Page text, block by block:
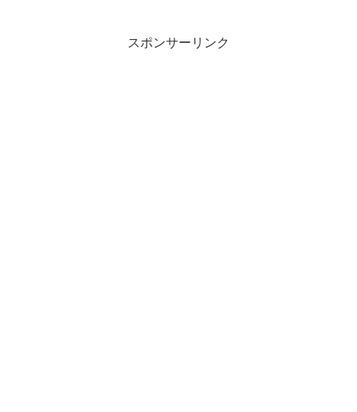
スポンサーリンク